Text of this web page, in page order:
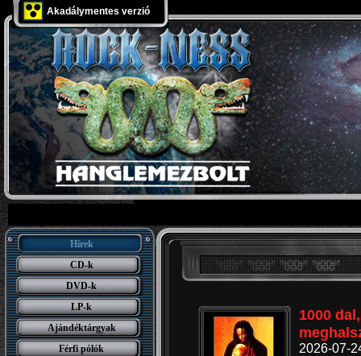
Akadálymentes verzió
Hírek
CD-k
DVD-k
LP-k
Ajándéktárgyak
Férfi pólók
1000
2026-07-